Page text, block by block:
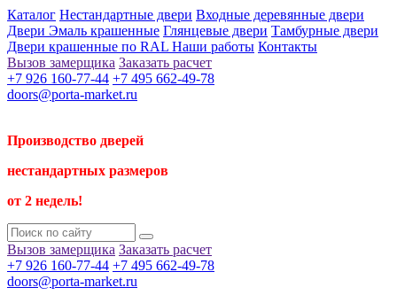
Каталог Нестандартные двери Входные деревянные двери
Двери Эмаль крашенные Глянцевые двери Тамбурные двери
Двери крашенные по RAL Наши работы Контакты
Вызов замерщика Заказать расчет
+7 926 160-77-44 +7 495 662-49-78
doors@porta-market.ru
Производство дверей
нестандартных размеров
от 2 недель!
Вызов замерщика Заказать расчет
+7 926 160-77-44 +7 495 662-49-78
doors@porta-market.ru